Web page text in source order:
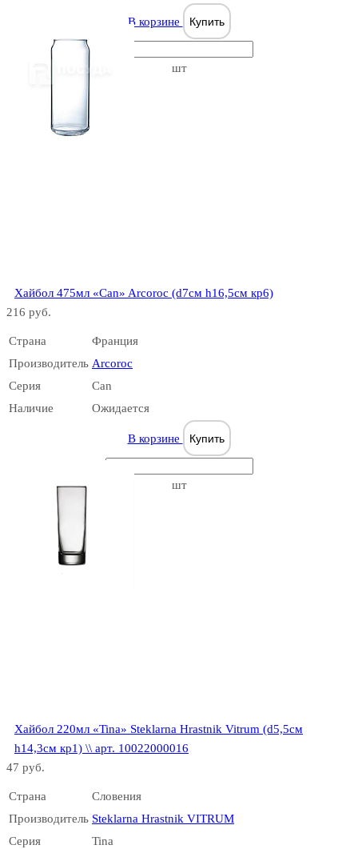
В корзине Купить
шт
Хайбол 475мл «Can» Arcoroc (d7см h16,5см кр6)
216 руб.
Страна
Франция
Производитель Arcoroc
Серия
Can
Наличие
Ожидается
В корзине Купить
шт
Хайбол 220мл «Tina» Steklarna Hrastnik Vitrum (d5,5см
h14,3см кр1) \\ арт. 10022000016
47 руб.
Страна
Словения
Производитель Steklarna Hrastnik VITRUM
Серия
Tina